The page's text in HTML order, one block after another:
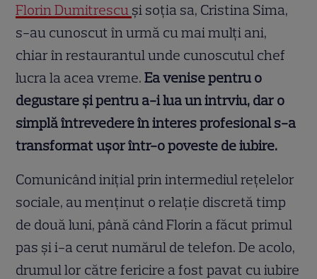
Florin Dumitrescu și soția sa, Cristina Sima,
s-au cunoscut în urmă cu mai mulți ani,
chiar în restaurantul unde cunoscutul chef
lucra la acea vreme.Ea venise pentru o
degustare și pentru a-i lua un intrviu, dar o
simplă întrevedere în interes profesional s-a
transformat ușor într-o poveste de iubire.
Comunicând inițial prin intermediul rețelelor
sociale, au menținut o relație discretă timp
de două luni, până când Florin a făcut primul
pas și i-a cerut numărul de telefon. De acolo,
drumul lor către fericire a fost pavat cu iubire